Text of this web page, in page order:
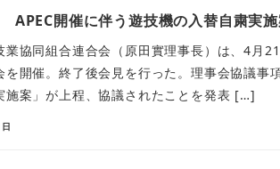
APEC開催に伴う遊技機の入替自粛実
業協同組合連合会（原田實理事長）は、4月
を開催。終了後会見を行った。理事会協議事
施案」が上程、協議されたことを発表 […]